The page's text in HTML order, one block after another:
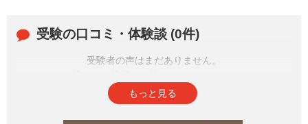
厳選しました。
受験の口コミ・体験談 (0件)
受験者の声はまだありません。
もっと見る